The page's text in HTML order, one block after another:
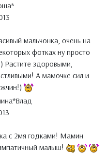
мальчонка, очень на
фотках ну просто
Растите здоровыми,
А мамочке сил и
с 2мя годками! Мамин
малыш!